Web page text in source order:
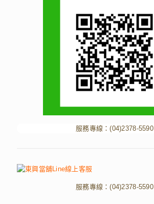
服務專線：(04)2378-5590
服務專線：(04)2378-5590